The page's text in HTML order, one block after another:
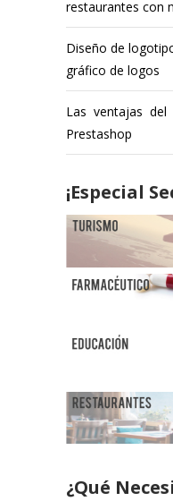
restaurantes con
Diseño de
gráfico de logos
Las ventajas del
Prestashop
¡Especial
¿Qué